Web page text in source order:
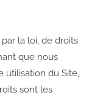
la loi, de droits
que nous
utilisation du Site,
sont les